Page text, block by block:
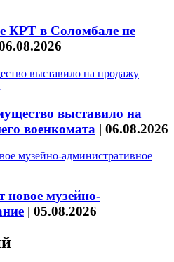
КРТ в Соломбале не
выставило на
военкомата | 06.08.2026
новое музейно-
| 05.08.2026